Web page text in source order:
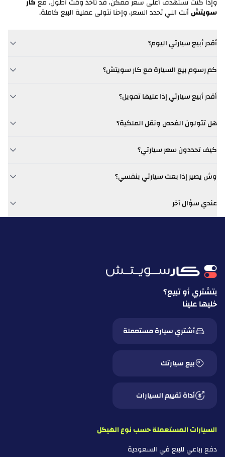
بورش
بروتون
رام
رنج روفر
رينو
رولز رويس
سيون
ساوايست
سويتشأنت اللي تحدد السعر، وإحنا نتولى عملية البيع كاملة.
أقدر أبيع سيارتي اليوم؟
كم رسوم بيع السيارة مع كار سويتش؟
أقدر أبيع سيارتي إذا عليها تمويل؟
هل تتولون الفحص ونقل الملكية؟
كيف تحددون سعر سيارتي؟
وش يصير إذا بعت سيارتي بنفسي؟
كار سويتش
عندي سؤال آخر
بتشتري أو تبيع؟
خليها علينا
أشتري سيارة مستعملة
بيع سيارتك
أداة تقييم السيارات
السيارات المستعملة حسب نوع الهيكل
دفع رباعي للبيع في السعودية